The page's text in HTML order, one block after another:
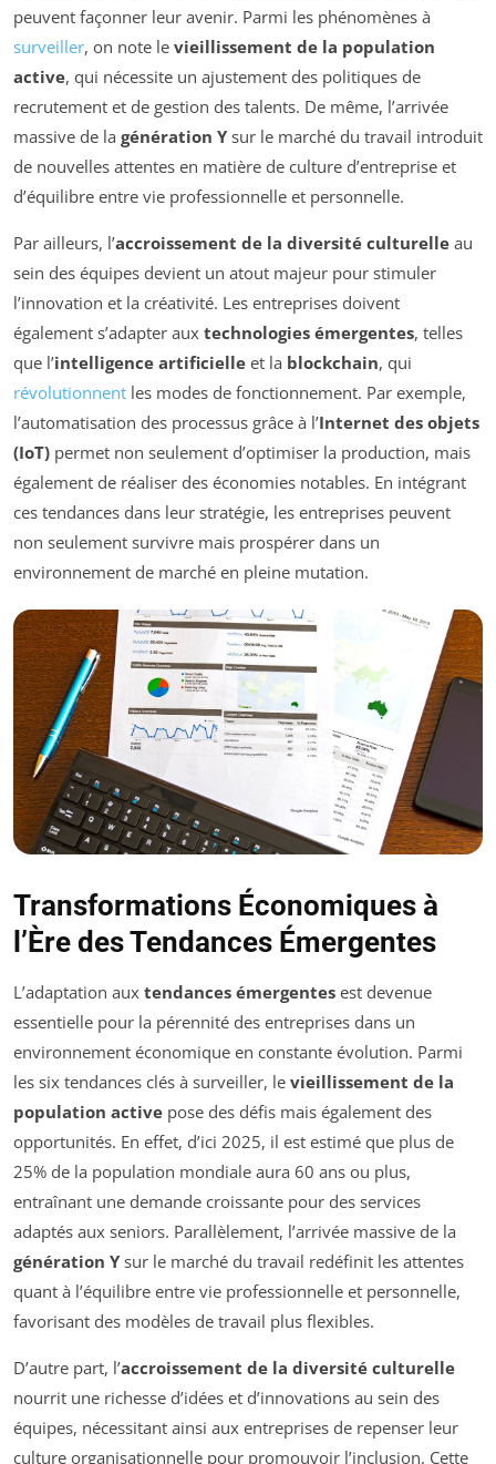
peuvent façonner leur avenir. Parmi les phénomènes à
surveiller, on note le vieillissement de la population
active, qui nécessite un ajustement des politiques de
recrutement et de gestion des talents. De même, l’arrivée
massive de la génération Y sur le marché du travail introduit
de nouvelles attentes en matière de culture d’entreprise et
d’équilibre entre vie professionnelle et personnelle.
Par ailleurs, l’accroissement de la diversité culturelle au
sein des équipes devient un atout majeur pour stimuler
l’innovation et la créativité. Les entreprises doivent
également s’adapter aux technologies émergentes, telles
que l’intelligence artificielle et la blockchain, qui
révolutionnent les modes de fonctionnement. Par exemple,
l’automatisation des processus grâce à l’Internet des objets
(IoT) permet non seulement d’optimiser la production, mais
également de réaliser des économies notables. En intégrant
ces tendances dans leur stratégie, les entreprises peuvent
non seulement survivre mais prospérer dans un
environnement de marché en pleine mutation.
Transformations Économiques à
l’Ère des Tendances Émergentes
L’adaptation aux tendances émergentes est devenue
essentielle pour la pérennité des entreprises dans un
environnement économique en constante évolution. Parmi
les six tendances clés à surveiller, le vieillissement de la
population active pose des défis mais également des
opportunités. En effet, d’ici 2025, il est estimé que plus de
25% de la population mondiale aura 60 ans ou plus,
entraînant une demande croissante pour des services
adaptés aux seniors. Parallèlement, l’arrivée massive de la
génération Y sur le marché du travail redéfinit les attentes
quant à l’équilibre entre vie professionnelle et personnelle,
favorisant des modèles de travail plus flexibles.
D’autre part, l’accroissement de la diversité culturelle
nourrit une richesse d’idées et d’innovations au sein des
équipes, nécessitant ainsi aux entreprises de repenser leur
culture organisationnelle pour promouvoir l’inclusion. Cette